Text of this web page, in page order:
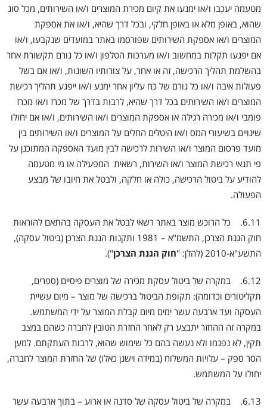
מטעמה יעכבו ו/או ימנעו את קיום מכירת המוצרים ו/או השירותים, מכל סוג
שהוא, באופן מלא או באופן חלקי, ובכל דרך שהיא, ו/או את אספקת
המוצרים ו/או אספקת השירותים שפורסמו באתר במועדים שנקבעו, ו/או
אם יפגעו תקלות במחשוב ו/או מערכות הטלפון ו/או כל גורם תקשורת אחר
בהשלמת תהליך הרכישה, זה או אחר, על צורותיו השונות, ו/או אם בשל
פעולות איבה ו/או כל גורם של כח עליון אחר ימנע ו/או ייפגע תהליך רכישת
המוצרים ו/או השירותים בכל דרך שהיא, לרבות בדרך של מכרז ו/או מכרז
פומבי ו/או מכירה רגילה או אספקת המוצרים ו/או השירותים, ו/או אם יחולו
שינויים בשיעורי המס ו/או היטלים החלים על המוצרים ו/או השירותים בין
מועד פרסום המוצר ו/או השירות לרכישה לבין מועד האספקה המתוכנן על
פי תנאי רכישת המוצר ו/או השירות, רשאית המפעילה או מי מטעמה
להודיע על ביטול הרכישה, כולה או חלקה, ולבטל את חיובו של מבצע
הפעולה.
6.11. כל הרוכש מוצר באתר רשאי לבטל את העסקה בהתאם להוראות
חוק הגנת הצרכן, התשמ"א – 1981 ותקנות הגנת הצרכן (ביטול עסקה),
התשע"א-2010 (להלן: "
חוק הגנת הצרכן").
6.12. במקרה של ביטול עסקת מכירה של מוצרים פיסיים (ספרים,
תקליטורים וכדומה): תקופת הביטול ברכישה של מוצר – מיום עשיית
העסקה ועד ארבעה עשר ימים מיום קבלת המוצר על ידי המשתמש.
במקרה זה ההחזר יתבצע רק לאחר החזרת הטובין לחברה כשהם במצב
תקין, לא נפגמו ולא נעשה בהם כל שימוש שהוא, לרבות העתקתם. למען
הסר ספק – עלויות המשלוח (במידה וישנן כאלו) של החזרת המוצר לחברה,
יחולו על המשתמש.
6.13. במקרה של ביטול עסקה של סדנה או ארוע – בתוך ארבעה עשר